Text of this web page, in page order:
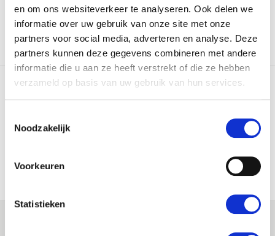
en om ons websiteverkeer te analyseren. Ook delen we
informatie over uw gebruik van onze site met onze
partners voor social media, adverteren en analyse. Deze
partners kunnen deze gegevens combineren met andere
informatie die u aan ze heeft verstrekt of die ze hebben
verzameld op basis van uw gebruik van hun services.
Noodzakelijk
Voorkeuren
Statistieken
Constant supply